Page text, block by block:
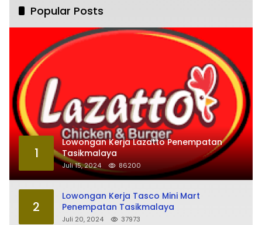
Popular Posts
1
Lowongan Kerja Lazatto Penempatan
Tasikmalaya
Juli 15, 2024 86200
2
Lowongan Kerja Tasco Mini Mart
Penempatan Tasikmalaya
Juli 20, 2024 37973